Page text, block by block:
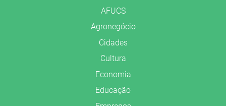
AFUCS
Agronegócio
Cidades
Cultura
Economia
Educação